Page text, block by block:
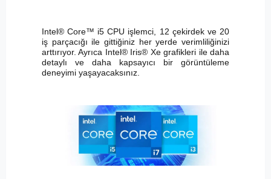
Intel® Core™ i5 CPU işlemci, 12 çekirdek ve 20
iş parçacığı ile gittiğiniz her yerde verimliliğinizi
arttırıyor. Ayrıca Intel® Iris® Xe grafikleri ile daha
detaylı ve daha kapsayıcı bir görüntüleme
deneyimi yaşayacaksınız.